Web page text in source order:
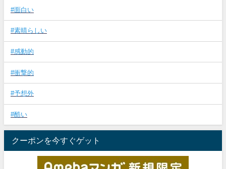
#面白い
#素晴らしい
#感動的
#衝撃的
#予想外
#酷い
クーポンを今すぐゲット